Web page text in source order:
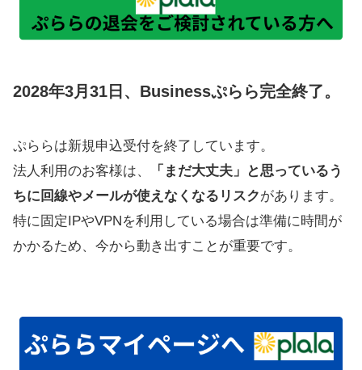
2028年3月31日、Businessぷらら完全終了。
ぷららは新規申込受付を終了しています。
法人利用のお客様は、
「まだ大丈夫」と思っているう
ちに回線やメールが使えなくなるリスクがあります。
特に固定IPやVPNを利用している場合は準備に時間が
かかるため、今から動き出すことが重要です。